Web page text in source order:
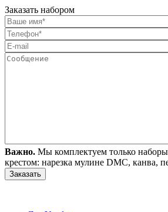
Заказать набором
Важно. Мы комплектуем только
крестом: нарезка мулине DMC, канва,